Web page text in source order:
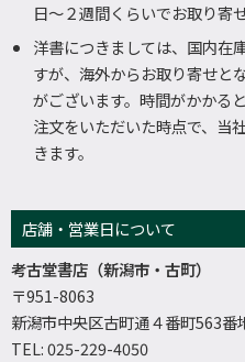
日～２週間くらいでお取り寄
洋書につきましては、国内在
すが、海外からお取り寄せと
がございます。時間がかかる
注文をいただいた時点で、当
きます。
店舗・営業日について
考古堂書店（新潟市・古町）
〒951-8063
新潟市中央区古町通４番町563番
TEL: 025-229-4050